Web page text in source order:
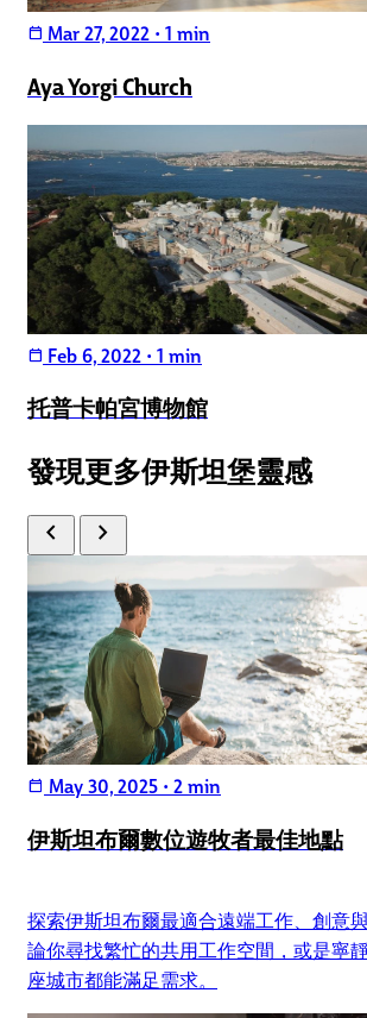
calendar_today Mar 27, 2022 • 1 min
Aya Yorgi Church
calendar_today Feb 6, 2022 • 1 min
托普卡帕宮博物館
發現更多伊斯坦堡靈感
chevron_left chevron_right
calendar_today May 30, 2025 • 2 min
伊斯坦布爾數位遊牧者最佳地點
探索伊斯坦布爾最適合遠端工作、創意
論你尋找繁忙的共用工作空間，或是寧
座城市都能滿足需求。